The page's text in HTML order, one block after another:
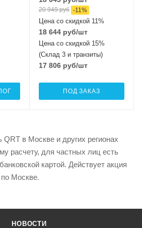
20 949руб -11 %
Цена со скидкой 11%
18 644руб/шт
Цена со скидкой 15%
(Склад 3 и транзиты)
17 806руб/шт
ПОД ЗАКАЗ
в Москве и других регионах
расчету, для частных лиц есть
картой. Действует акция
по Москве.
НОВОСТИ